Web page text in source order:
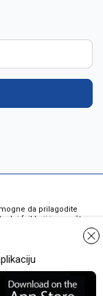
da prilagodite
fajl koji je smešten
Cookie-i su
od strane web servera